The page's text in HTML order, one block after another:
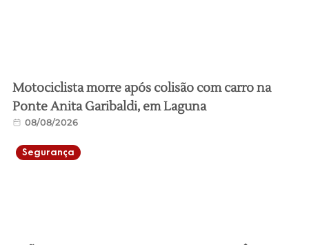
Motociclista morre após colisão com carro na
Ponte Anita Garibaldi, em Laguna
08/08/2026
Segurança